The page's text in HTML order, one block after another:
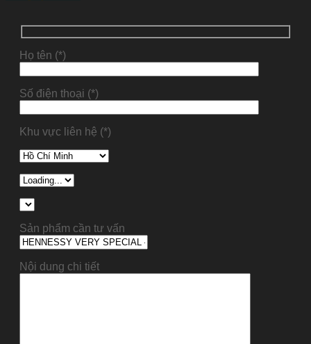
Họ tên (*)
Số điện thoại (*)
Khu vực liên hệ (*)
Sản phẩm cần tư vấn
Nội dung chi tiết